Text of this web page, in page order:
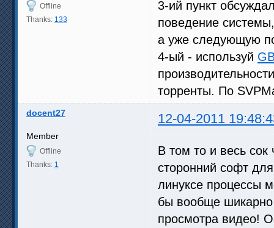
Offline
Thanks: 133
3-ий пункт
поведение
а уже следующую
4-ый - используй
торренты. По
docent27 12-04-2011
Member
Offline
Thanks: 1
В том то и весь сок
сторонний софт
линуксе процессы
бы вообще шикарно
просмотра видео!